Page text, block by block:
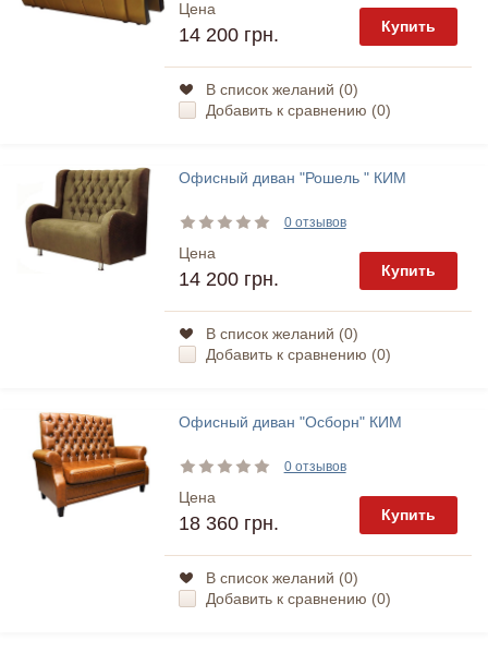
Цена
14 200 грн. Купить
В список желаний (0)
Добавить к сравнению (0)
Офисный диван "Рошель " КИМ
0 отзывов
Цена
14 200 грн. Купить
В список желаний (0)
Добавить к сравнению (0)
Офисный диван "Осборн" КИМ
0 отзывов
Цена
18 360 грн. Купить
В список желаний (0)
Добавить к сравнению (0)